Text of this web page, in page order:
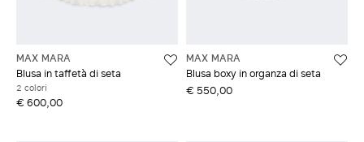
MAX MARA
Blusa in taffetà di seta
2 colori
€ 600,00
MAX MARA
Blusa boxy in organza di seta
€ 550,00